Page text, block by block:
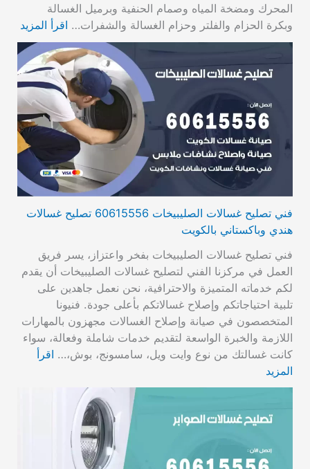
المحرك ومضخة المياه وصمام الحنفية وبرميل الغسالة
وبكرة الحزام والفلتر وحزام الغسالة والشفرات… اقرأ المزيد
فني تصليح غسالات الصليبيخات 60615556 تصليح غسالات
هندي وباكستاني بالكويت
فني تصليح غسالات الصليبيخات بفخر واعتزاز، يسر فريق
العمل في مركزنا الفني لتصليح غسالات الصليبيخات أن يقدم
لكم خدماته المتميزة والاحترافية، نحن نعمل جاهدين على
تلبية احتياجاتكم وإصلاح غسالاتكم بأعلى جودة. فنيونا
المتخصصون في صيانة وإصلاح الغسالات مجهزون بالمهارات
اللازمة والخبرة الواسعة لتقديم خدمات شاملة وفعالة، سواء
كانت غسالتك من نوع وايت ويل، سامسونج، بوش،… اقرأ
المزيد